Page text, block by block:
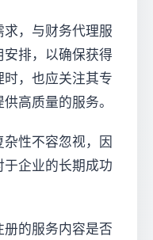
，与财务代理服
排，以确保获得
，也应关注其专
高质量的服务。
性不容忽视，因
企业的长期成功
的服务内容是否